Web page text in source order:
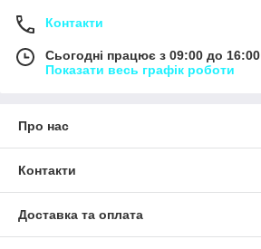
Контакти
Сьогодні працює з 09:00 до 16:00
Показати весь графік роботи
Про нас
Контакти
Доставка та оплата